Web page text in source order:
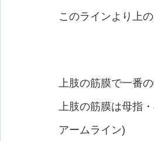
このラインより上
上肢の筋膜で一番
上肢の筋膜は母指
アームライン)